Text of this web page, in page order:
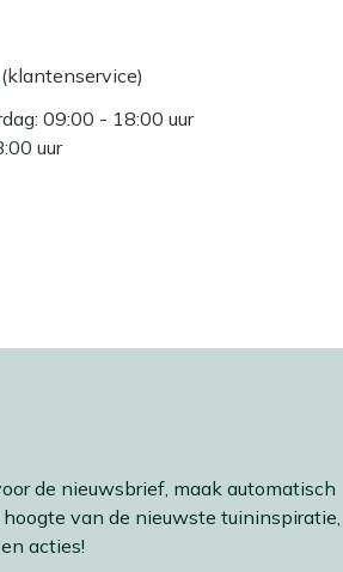
(klantenservice)
09:00 - 18:00 uur
uur
de nieuwsbrief, maak automatisch
van de nieuwste tuininspiratie,
acties!